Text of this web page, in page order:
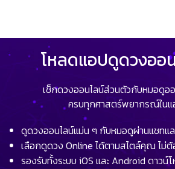
โหลดแอปดูดวงออ
เช็กดวงออนไลน์ส่วนตัวกับหมอดูอ
ครบทุกศาสตร์พยากรณ์ในแ
ดูดวงออนไลน์แม่น ๆ กับหมอดูผ่านแชทแ
เลือกดูดวง Online ได้ตามสไตล์คุณ ไม่
รองรับทั้งระบบ iOS และ Android ดาวน์